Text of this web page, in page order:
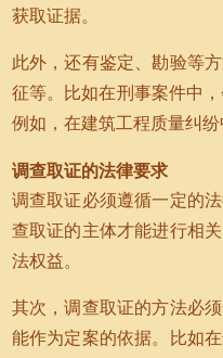
获取证据。
此外，还有鉴定、勘验等
征等。比如在刑事案件中
例如，在建筑工程质量纠
调查取证的法律要求
调查取证必须遵循一定的
查取证的主体才能进行相
法权益。
其次，调查取证的方法必
能作为定案的依据。比如